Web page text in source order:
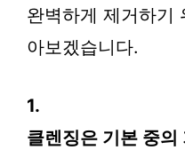
완벽하게 제거하기
아보겠습니다.
1.
클렌징은 기본 중의